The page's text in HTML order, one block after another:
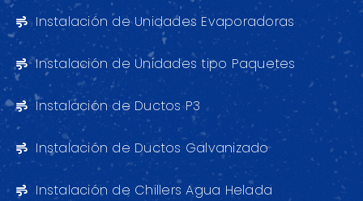
Instalación de Unidades Evaporadoras
Instalación de Unidades tipo Paquetes
Instalación de Ductos P3
Instalación de Ductos Galvanizado
Instalación de Chillers Agua Helada